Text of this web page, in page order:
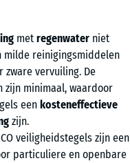
metregenwater niet
milde reinigingsmiddelen
zware vervuiling. De
zijn minimaal, waardoor
eenkosteneffectieve
zijn.
veiligheidstegels zijn een
particuliere en openbare